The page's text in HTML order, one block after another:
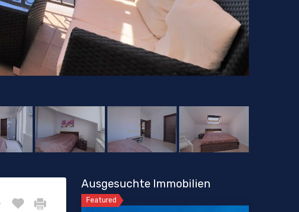
Ausgesuchte Immobilien
Featured